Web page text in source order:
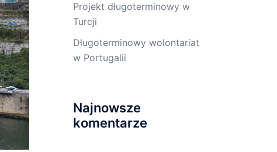
Projekt długoterminowy w
Turcji
Długoterminowy wolontariat
w Portugalii
Najnowsze
komentarze